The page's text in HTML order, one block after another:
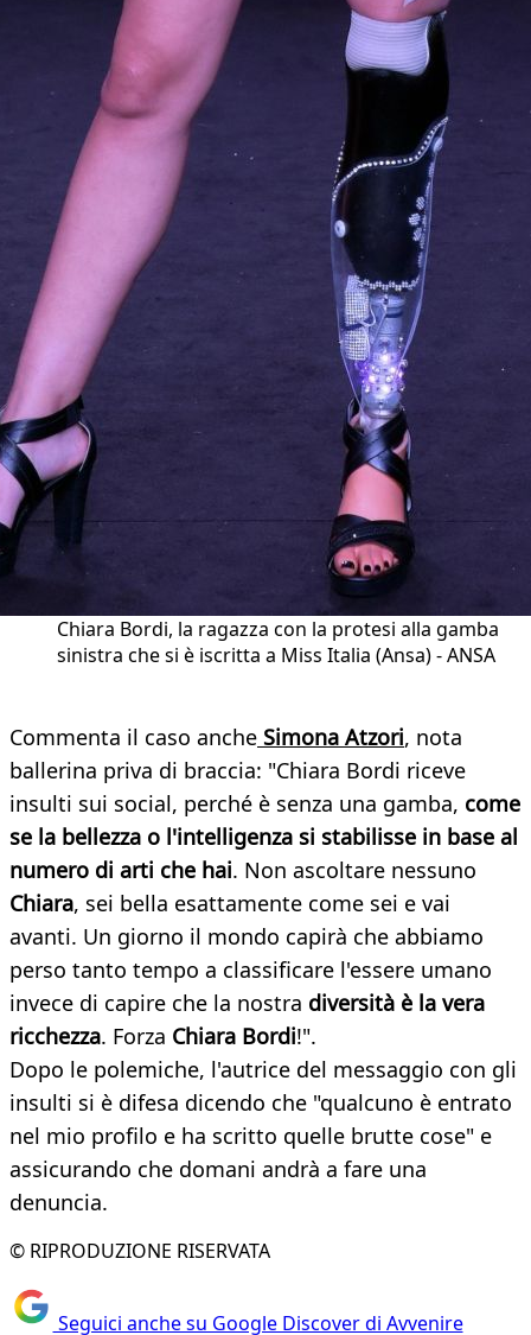
Chiara Bordi, la ragazza con la protesi alla gamba
sinistra che si è iscritta a Miss Italia (Ansa) - ANSA
Commenta il caso anche Simona Atzori, nota
ballerina priva di braccia: "Chiara Bordi riceve
insulti sui social, perché è senza una gamba, come
se la bellezza o l'intelligenza si stabilisse in base al
numero di arti che hai. Non ascoltare nessuno
Chiara, sei bella esattamente come sei e vai
avanti. Un giorno il mondo capirà che abbiamo
perso tanto tempo a classificare l'essere umano
invece di capire che la nostra diversità è la vera
ricchezza. Forza Chiara Bordi!".
Dopo le polemiche, l'autrice del messaggio con gli
insulti si è difesa dicendo che "qualcuno è entrato
nel mio profilo e ha scritto quelle brutte cose" e
assicurando che domani andrà a fare una
denuncia.
© RIPRODUZIONE RISERVATA
Seguici anche su Google Discover di Avvenire